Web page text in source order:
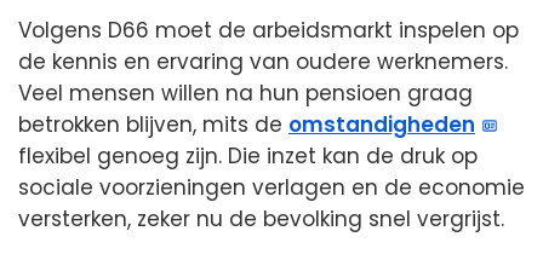
Volgens D66 moet de arbeidsmarkt inspelen op
de kennis en ervaring van oudere werknemers.
Veel mensen willen na hun pensioen graag
betrokken blijven, mits de omstandigheden
flexibel genoeg zijn. Die inzet kan de druk op
sociale voorzieningen verlagen en de economie
versterken, zeker nu de bevolking snel vergrijst.